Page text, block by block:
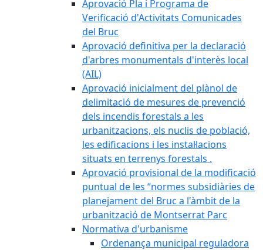
Aprovació Pla i Programa de
Verificació d'Activitats Comunicades
del Bruc
Aprovació definitiva per la declaració
d'arbres monumentals d'interès local
(AIL)
Aprovació inicialment del plànol de
delimitació de mesures de prevenció
dels incendis forestals a les
urbanitzacions, els nuclis de població,
les edificacions i les instal·lacions
situats en terrenys forestals .
Aprovació provisional de la modificació
puntual de les “normes subsidiàries de
planejament del Bruc a l'àmbit de la
urbanització de Montserrat Parc
Normativa d'urbanisme
Ordenança municipal reguladora